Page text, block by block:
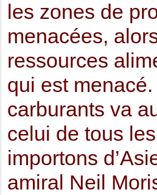
les zones de
menacées,
ressources
qui est
carburants va
celui de tous
importons
amiral Neil